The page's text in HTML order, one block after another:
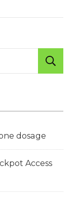
Trading
2025
dosage
Access